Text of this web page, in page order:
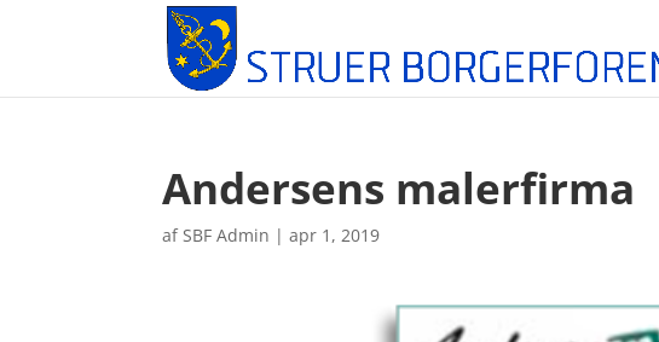
Andersens malerfirma
afSBF Admin |apr 1, 2019